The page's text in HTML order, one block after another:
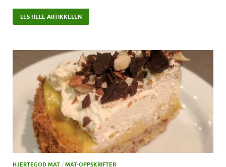
LES HELE ARTIKKELEN
HJERTEGOD MAT / MAT-OPPSKRIFTER